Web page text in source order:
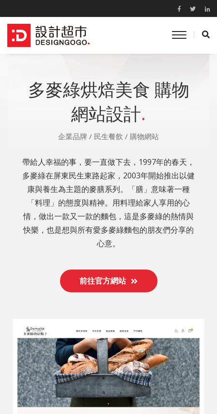
toggle
多麥綠烘焙美食 購物
網站設計.
企業品牌 / 民生餐飲 / 購物網站
帶給人幸福的事，要一直做下去，1997年的春天，
多麥綠在屏東民生東路起家，2003年開始推出以健
康與養生為主題的麥膳系列。「膳」意味著一種
「料理」的態度與精神。用料理給家人享用的心
情，做出一款又一款的麵包，這是多麥綠的熱情與
快樂，也是想與所有愛多麥綠麵包的朋友們分享的
心意。
前往官方網站